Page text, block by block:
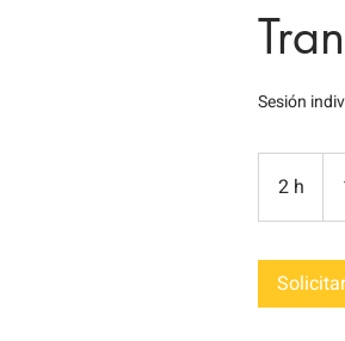
Sesión
2 h